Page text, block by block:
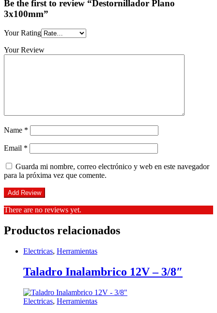
Be the first to review “Destornillador Plano
3x100mm”
Your Rating
Your Review
Name *
Email *
Guarda mi nombre, correo electrónico y web en este navegador
para la próxima vez que comente.
There are no reviews yet.
Productos relacionados
Electricas, Herramientas
Taladro Inalambrico 12V – 3/8″
Electricas, Herramientas